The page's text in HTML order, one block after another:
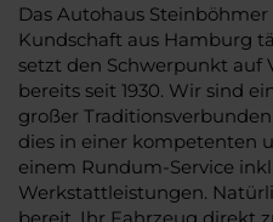
Das Autohaus
Kundschaft aus Hamburg
setzt den Schwerpunkt auf
bereits seit 1930. Wir sind
großer
dies in einer kompetenten
einem Rundum-Service
Werkstattleistungen.
bereit, Ihr Fahrzeug direkt